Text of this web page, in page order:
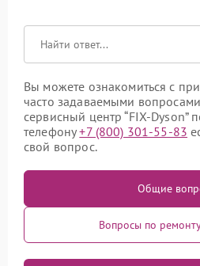
Вы можете ознакомиться с
часто задаваемыми
сервисный центр “FIX-Dyson”
телефону+7 (800) 301-55-83
свой вопрос.
Общие
Вопросы по